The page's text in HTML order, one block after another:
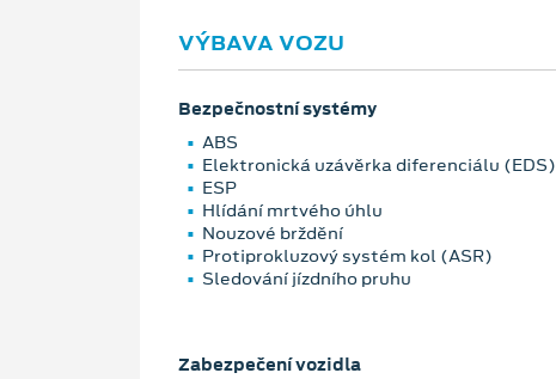
VÝBAVA VOZU
Bezpečnostní systémy
ABS
Elektronická uzávěrka diferenciálu (EDS)
ESP
Hlídání mrtvého úhlu
Nouzové brždění
Protiprokluzový systém kol (ASR)
Sledování jízdního pruhu
Zabezpečení vozidla